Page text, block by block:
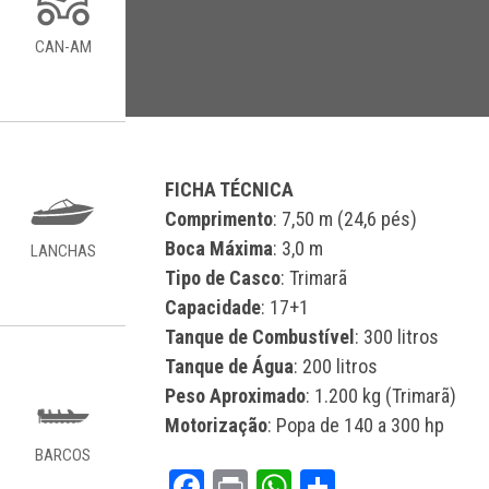
CAN-AM
LANCHAS
BARCOS
FICHA TÉCNICA
Comprimento: 7,50 m (24,6 pés)
Boca Máxima: 3,0 m
Tipo de Casco: Trimarã
Capacidade: 17+1
Tanque de Combustível: 300 litros
Tanque de Água: 200 litros
Peso Aproximado: 1.200 kg (Trimarã)
Motorização: Popa de 140 a 300 hp